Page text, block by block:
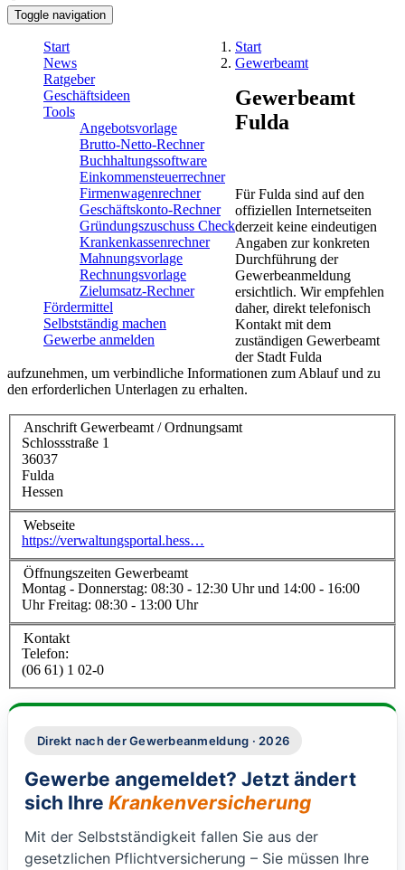
Toggle navigation
Start
News
Ratgeber
Geschäftsideen
Tools
Angebotsvorlage
Brutto-Netto-Rechner
Buchhaltungssoftware
Einkommensteuerrechner
Firmenwagenrechner
Geschäftskonto-Rechner
Gründungszuschuss Check
Krankenkassenrechner
Mahnungsvorlage
Rechnungsvorlage
Zielumsatz-Rechner
Fördermittel
Selbstständig machen
Gewerbe anmelden
Start
Gewerbeamt
Gewerbeamt
Fulda
Für Fulda sind auf den
offiziellen Internetseiten
derzeit keine eindeutigen
Angaben zur konkreten
Durchführung der
Gewerbeanmeldung
ersichtlich. Wir empfehlen
daher, direkt telefonisch
Kontakt mit dem
zuständigen Gewerbeamt
der Stadt Fulda
aufzunehmen, um verbindliche Informationen zum Ablauf und zu
den erforderlichen Unterlagen zu erhalten.
Anschrift Gewerbeamt / Ordnungsamt
Schlossstraße 1
36037
Fulda
Hessen
Webseite
https://verwaltungsportal.hess…
Öffnungszeiten Gewerbeamt
Montag - Donnerstag: 08:30 - 12:30 Uhr und 14:00 - 16:00
Uhr Freitag: 08:30 - 13:00 Uhr
Kontakt
Telefon:
(06 61) 1 02-0
Direkt nach der Gewerbeanmeldung · 2026
Gewerbe angemeldet? Jetzt ändert
sich Ihre Krankenversicherung
Mit der Selbstständigkeit fallen Sie aus der
gesetzlichen Pflichtversicherung – Sie müssen Ihre